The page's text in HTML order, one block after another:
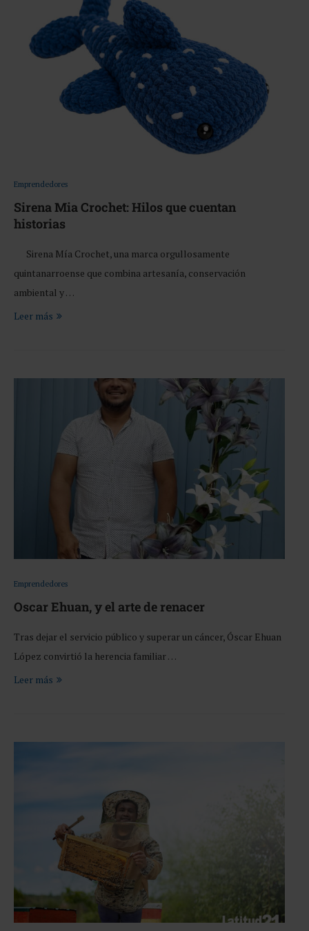
Emprendedores
Sirena Mia Crochet: Hilos que cuentan
historias
Sirena Mía Crochet, una marca orgullosamente
quintanarroense que combina artesanía, conservación
ambiental y …
Leer más
Emprendedores
Oscar Ehuan, y el arte de renacer
Tras dejar el servicio público y superar un cáncer, Óscar Ehuan
López convirtió la herencia familiar …
Leer más